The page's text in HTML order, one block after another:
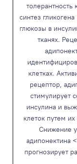
толерантность
синтез
глюкозы в
тканях.
клетках.
рецептор,
стимулирует
инсулина и
клеток путем их
Снижение
адипонектина
прогнозирует